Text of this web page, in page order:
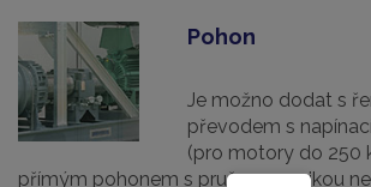
Pohon
Je možno dodat s
převodem s
(pro motory do 250
přímým pohonem s pružnou spojkou